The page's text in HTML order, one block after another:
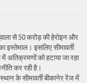
से 50 करोड़ की हेरोइन और
इस्तेमाल। इसलिए सीमावर्ती
में अतिक्रमणों को हटाया जा रहा
कर रही है।
के सीमावर्ती बीकानेर रेंज में